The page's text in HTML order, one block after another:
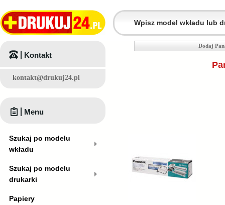
Dodaj
Kontakt
kontakt@drukuj24.pl
Menu
Szukaj po modelu
wkładu
Szukaj po modelu
drukarki
Papiery